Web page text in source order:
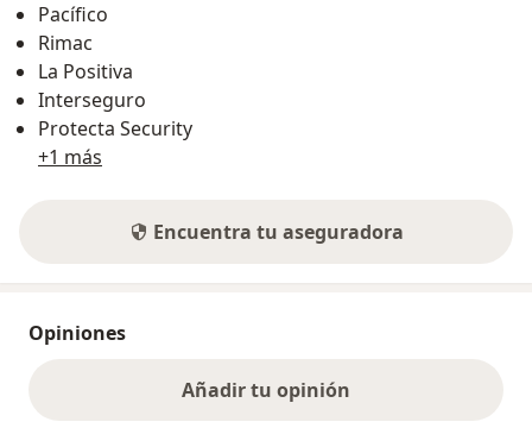
Pacífico
Rimac
La Positiva
Interseguro
Protecta Security
+1 más
Encuentra tu aseguradora
Opiniones
Añadir tu opinión